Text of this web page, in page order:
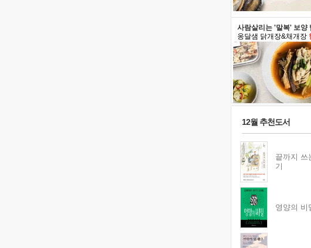
사람살리는 '말복' 보양
옹달샘 닭개장&채개장
12월 추천도서
끝까지 쓰
기
영양의 비